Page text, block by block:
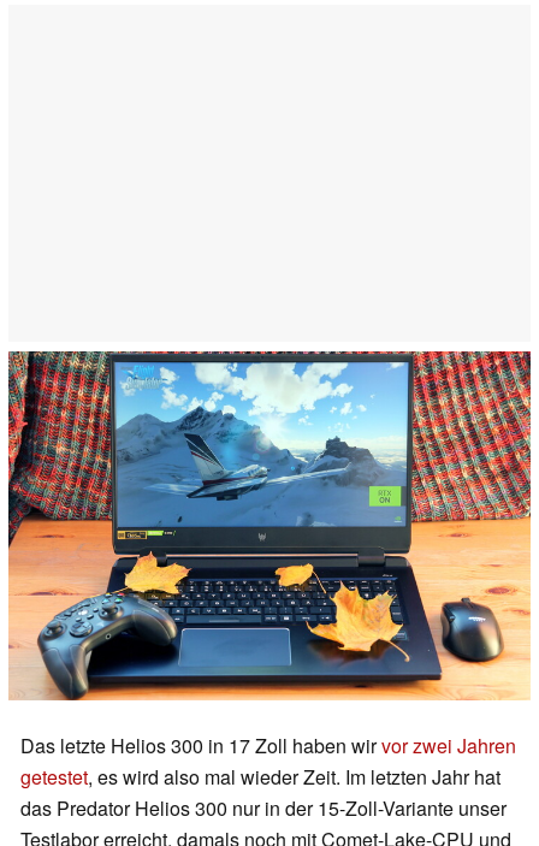
Das letzte Helios 300 in 17 Zoll haben wirvor zwei Jahren
getestet, es wird also mal wieder Zeit. Im letzten Jahr hat
das Predator Helios 300 nur in der 15-Zoll-Variante unser
Testlabor erreicht, damals noch mit Comet-Lake-CPU und